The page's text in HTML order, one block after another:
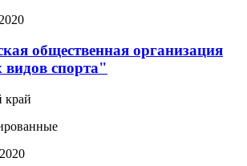
общественная организация
спорта"
край